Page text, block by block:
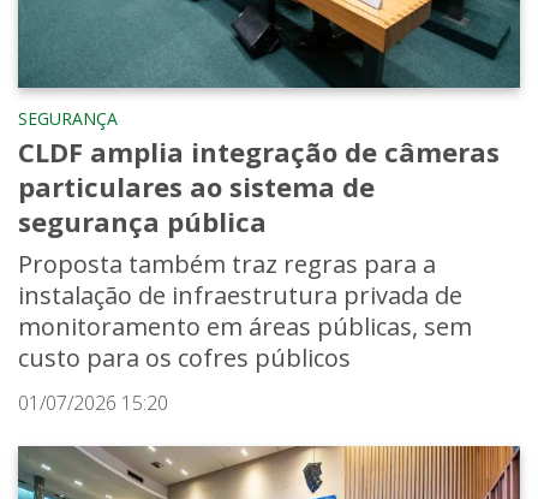
SEGURANÇA
CLDF amplia integração de câmeras
particulares ao sistema de
segurança pública
Proposta também traz regras para a
instalação de infraestrutura privada de
monitoramento em áreas públicas, sem
custo para os cofres públicos
01/07/2026 15:20